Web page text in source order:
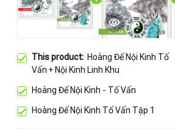
This product: Hoàng Đế Nội Kinh Tố
Vấn + Nội Kinh Linh Khu
Hoàng Đế Nội Kinh - Tố Vấn
Hoàng Đế Nội Kinh Tố Vấn Tập 1